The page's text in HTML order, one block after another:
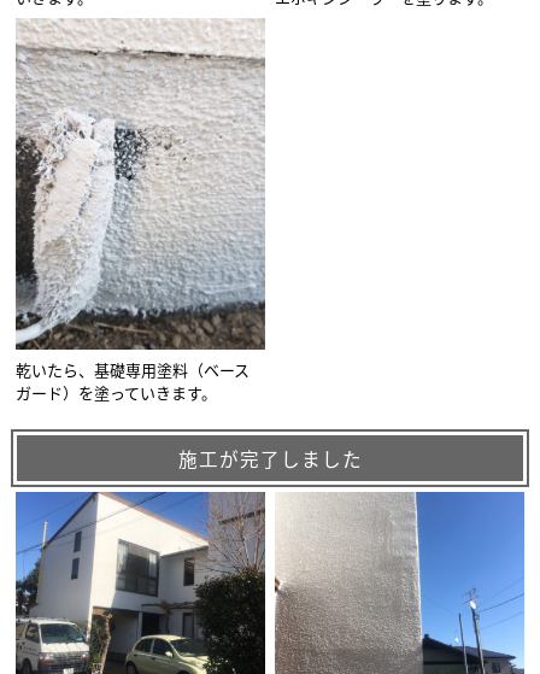
乾いたら、基礎専用塗料（ベース
ガード）を塗っていきます。
施工が完了しました